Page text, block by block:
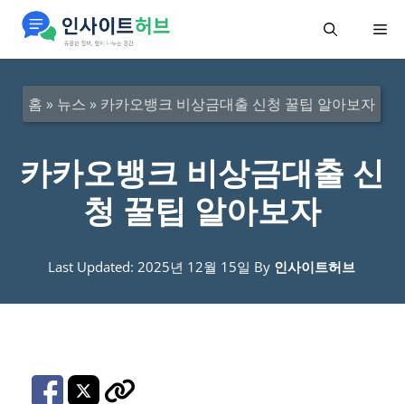
메
홈 » 뉴스 » 카카오뱅크 비상금대출 신청 꿀팁 알아보자
카카오뱅크 비상금대출 신
청 꿀팁 알아보자
Last Updated: 2025년 12월 15일 By 인사이트허브